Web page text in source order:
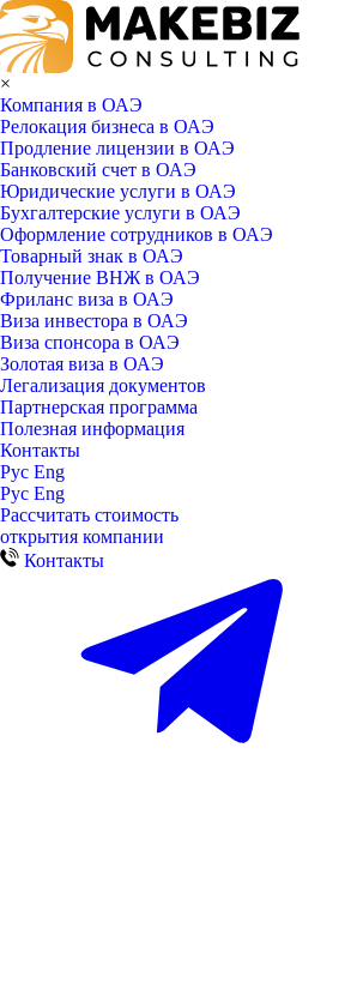
×
Компания в ОАЭ
Релокация бизнеса в ОАЭ
Продление лицензии в ОАЭ
Банковский счет в ОАЭ
Юридические услуги в ОАЭ
Бухгалтерские услуги в ОАЭ
Оформление сотрудников в ОАЭ
Товарный знак в ОАЭ
Получение ВНЖ в ОАЭ
Фриланс виза в ОАЭ
Виза инвестора в ОАЭ
Виза спонсора в ОАЭ
Золотая виза в ОАЭ
Легализация документов
Партнерская программа
Полезная информация
Контакты
Рус Eng
Рус Eng
Рассчитать стоимость
открытия компании
Контакты